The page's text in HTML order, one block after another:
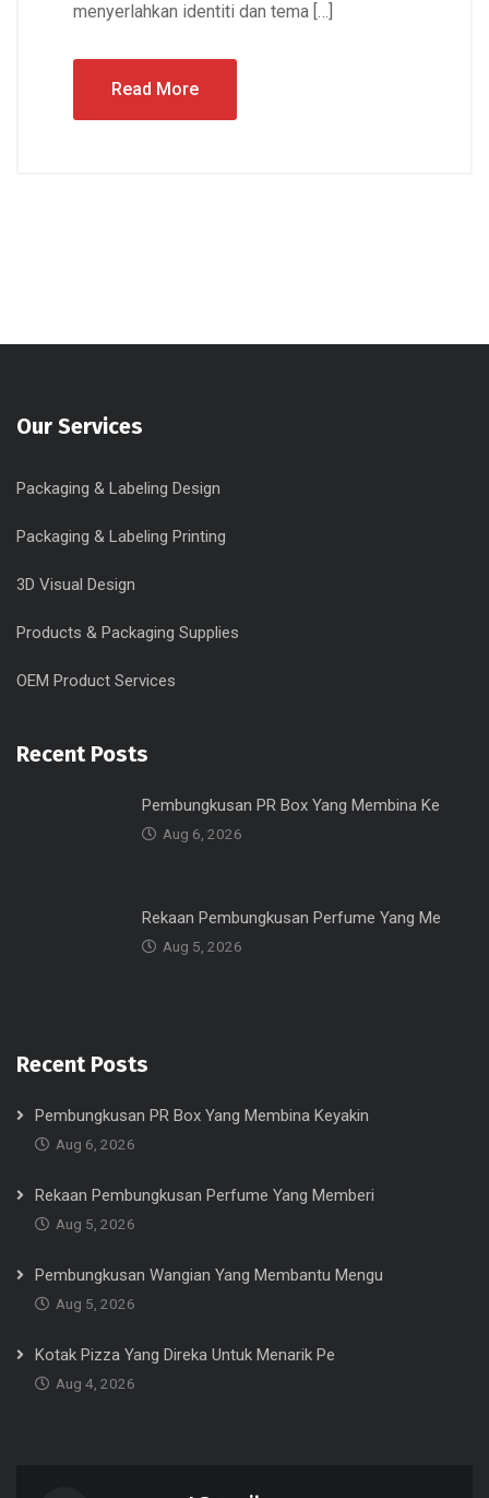
menyerlahkan identiti dan tema […]
Read More
Our Services
Packaging & Labeling Design
Packaging & Labeling Printing
3D Visual Design
Products & Packaging Supplies
OEM Product Services
Recent Posts
Pembungkusan PR Box Yang Membina Ke
Aug 6, 2026
Rekaan Pembungkusan Perfume Yang Me
Aug 5, 2026
Recent Posts
Pembungkusan PR Box Yang Membina Keyakin
Aug 6, 2026
Rekaan Pembungkusan Perfume Yang Memberi
Aug 5, 2026
Pembungkusan Wangian Yang Membantu Mengu
Aug 5, 2026
Kotak Pizza Yang Direka Untuk Menarik Pe
Aug 4, 2026